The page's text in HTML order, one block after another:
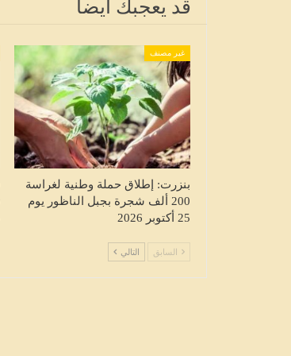
قد يعجبك ايضا
غير مصنف
بنزرت: إطلاق حملة وطنية لغراسة
200 ألف شجرة بجبل الناظور يوم
25 أكتوبر 2026
السابق التالي
منزل وانهيار أجزائه بسبب تسرب للغاز…
HALKETWASSL أغسطس 7, 2026